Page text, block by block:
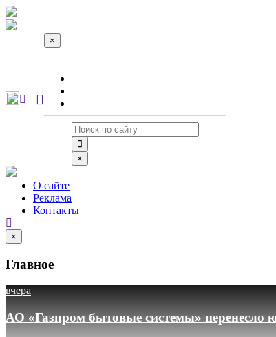
×
×
О сайте
Реклама
Контакты
×
Главное
вчера
АО «Газпром бытовые системы» перенесло